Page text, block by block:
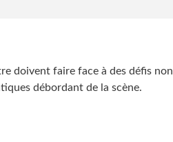
doivent faire face à des défis non
débordant de la scène.